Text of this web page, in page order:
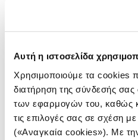
Αυτή η ιστοσελίδα
Χρησιμοποιούμε τα cookies
διατήρηση της σύνδεσής σας
των εφαρμογών του, καθώς
τις επιλογές σας σε σχέση
(«Αναγκαία cookies»). Με